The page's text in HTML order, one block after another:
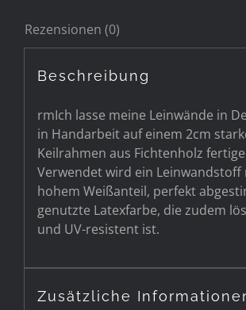
Rezensionen (0)
Beschreibung
rmIch lasse meine Leinwände in
in Handarbeit auf einem 2cm
Keilrahmen aus Fichtenholz
Verwendet wird ein Leinwandstoff
hohem Weißanteil, perfekt
genutzte Latexfarbe, die zudem
und UV-resistent ist.
Zusätzliche